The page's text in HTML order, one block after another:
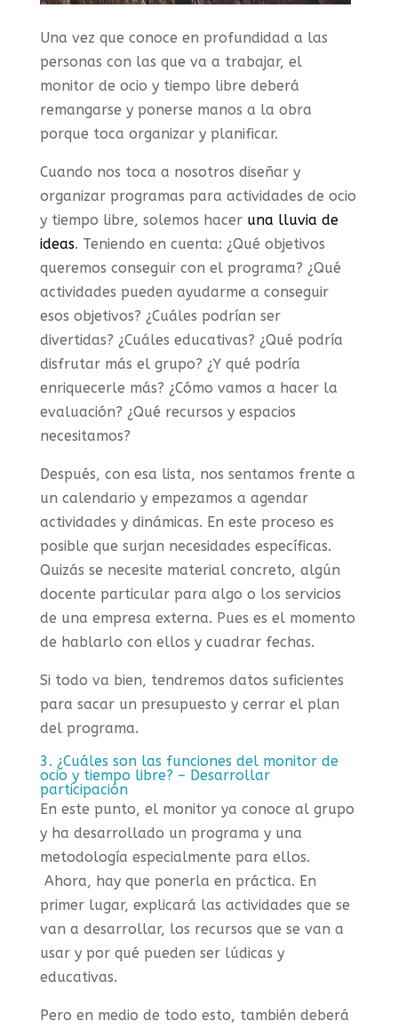
Una vez que conoce en profundidad a las
personas con las que va a trabajar, el
monitor de ocio y tiempo libre deberá
remangarse y ponerse manos a la obra
porque toca organizar y planificar.
Cuando nos toca a nosotros diseñar y
organizar programas para actividades de ocio
y tiempo libre, solemos hacer una lluvia de
ideas. Teniendo en cuenta: ¿Qué objetivos
queremos conseguir con el programa? ¿Qué
actividades pueden ayudarme a conseguir
esos objetivos? ¿Cuáles podrían ser
divertidas? ¿Cuáles educativas? ¿Qué podría
disfrutar más el grupo? ¿Y qué podría
enriquecerle más? ¿Cómo vamos a hacer la
evaluación? ¿Qué recursos y espacios
necesitamos?
Después, con esa lista, nos sentamos frente a
un calendario y empezamos a agendar
actividades y dinámicas. En este proceso es
posible que surjan necesidades específicas.
Quizás se necesite material concreto, algún
docente particular para algo o los servicios
de una empresa externa. Pues es el momento
de hablarlo con ellos y cuadrar fechas.
Si todo va bien, tendremos datos suficientes
para sacar un presupuesto y cerrar el plan
del programa.
3. ¿Cuáles son las funciones del monitor de
ocio y tiempo libre? – Desarrollar
participación
En este punto, el monitor ya conoce al grupo
y ha desarrollado un programa y una
metodología especialmente para ellos.
Ahora, hay que ponerla en práctica. En
primer lugar, explicará las actividades que se
van a desarrollar, los recursos que se van a
usar y por qué pueden ser lúdicas y
educativas.
Pero en medio de todo esto, también deberá